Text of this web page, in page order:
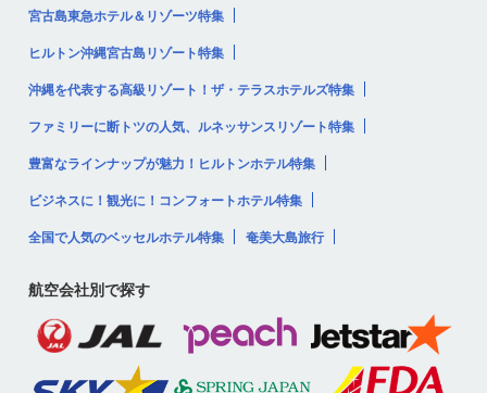
宮古島東急ホテル＆リゾーツ特集
ヒルトン沖縄宮古島リゾート特集
沖縄を代表する高級リゾート！ザ・テラスホテルズ特集
ファミリーに断トツの人気、ルネッサンスリゾート特集
豊富なラインナップが魅力！ヒルトンホテル特集
ビジネスに！観光に！コンフォートホテル特集
全国で人気のベッセルホテル特集 奄美大島旅行
航空会社別で探す